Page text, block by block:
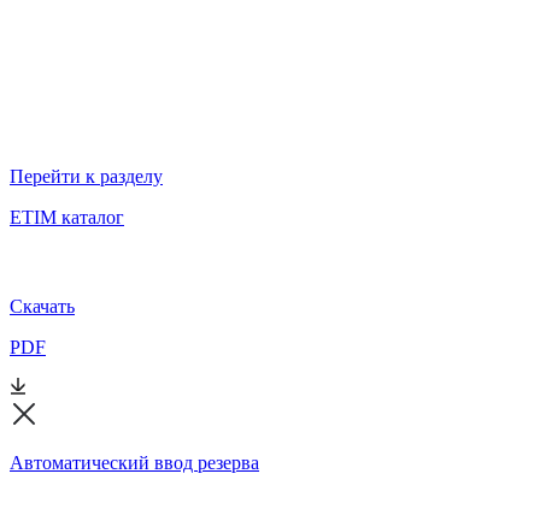
Перейти к разделу
ETIM каталог
Скачать
PDF
Автоматический ввод резерва